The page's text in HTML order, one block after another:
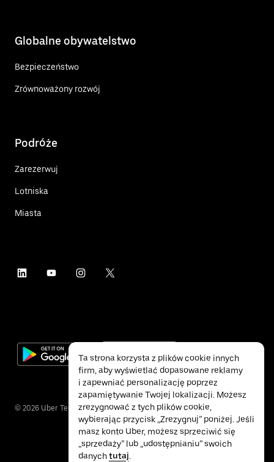
Globalne obywatelstwo
Bezpieczeństwo
Zrównoważony rozwój
Podróże
Zarezerwuj
Lotniska
Miasta
© 2026 Uber Technologies Inc.
Ta strona korzysta z plików cookie innych
firm, aby wyświetlać dopasowane reklamy
i zapewniać personalizację poprzez
zapamiętywanie Twojej lokalizacji. Możesz
zrezygnować z tych plików cookie,
wybierając przycisk „Zrezygnuj” poniżej. Jeśli
masz konto Uber, możesz sprzeciwić się
„sprzedaży” lub „udostępnianiu” swoich
danychtutaj.